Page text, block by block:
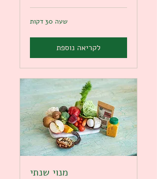
שעה 30 דקות
לקריאה נוספת
מנוי שנתי